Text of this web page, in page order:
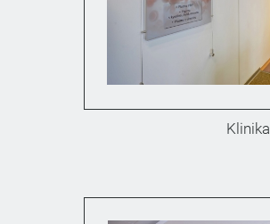
Klinika